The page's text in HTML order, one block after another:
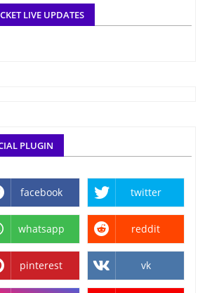
LIVE UPDATES
PLUGIN
facebook twitter
whatsapp reddit
pinterest vk